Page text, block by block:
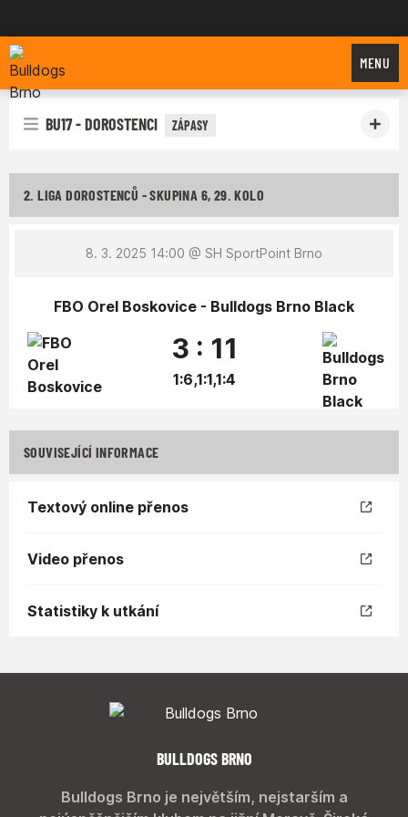
Bulldogs Brno
MENU
BU17 - DOROSTENCI ZÁPASY
2. LIGA DOROSTENCŮ - SKUPINA 6, 29. KOLO
8. 3. 2025 14:00 @ SH SportPoint Brno
FBO Orel Boskovice - Bulldogs Brno Black
3 : 11
1:6,1:1,1:4
SOUVISEJÍCÍ INFORMACE
Textový online přenos
Video přenos
Statistiky k utkání
BULLDOGS BRNO
Bulldogs Brno je největším, nejstarším a